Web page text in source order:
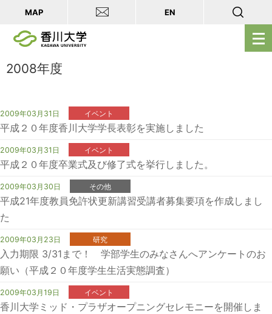
メ
ニ
MAP EN
2008年度
2009年03月31日 イベント
平成２０年度香川大学学長表彰を実施しました
2009年03月31日 イベント
平成２０年度卒業式及び修了式を挙行しました。
2009年03月30日 その他
平成21年度教員免許状更新講習受講者募集要項を作成しまし
た
2009年03月23日 研究
入力期限 3/31まで！ 学部学生のみなさんへアンケートのお
願い（平成２０年度学生生活実態調査）
2009年03月19日 イベント
香川大学ミッド・プラザオープニングセレモニーを開催しま